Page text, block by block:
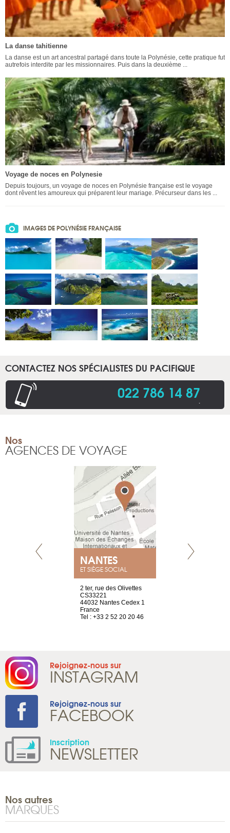
La danse tahitienne
La danse est un art ancestral partagé dans toute la Polynésie, cette pratique fut
autrefois interdite par les missionnaires. Puis dans la deuxième ...
Voyage de noces en Polynesie
Depuis toujours, un voyage de noces en Polynésie française est le voyage
dont rêvent les amoureux qui préparent leur mariage. Précurseur dans les ...
IMAGES DE POLYNÉSIE FRANÇAISE
CONTACTEZ NOS SPÉCIALISTES DU PACIFIQUE
022 786 14 87.
Nos
AGENCES DE VOYAGE
NANTES
ET SIÈGE SOCIAL
2 ter, rue des Olivettes
CS33221
44032 Nantes Cedex 1
France
Tel : +33 2 52 20 20 46
Rejoignez-nous sur
INSTAGRAM
Rejoignez-nous sur
FACEBOOK
Inscription
NEWSLETTER
Nos autres
MARQUES